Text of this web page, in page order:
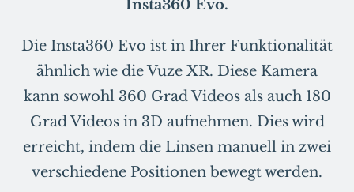
Insta360 Evo.
Die Insta360 Evo ist in Ihrer Funktionalität
ähnlich wie die Vuze XR. Diese Kamera
kann sowohl 360 Grad Videos als auch 180
Grad Videos in 3D aufnehmen. Dies wird
erreicht, indem die Linsen manuell in zwei
verschiedene Positionen bewegt werden.